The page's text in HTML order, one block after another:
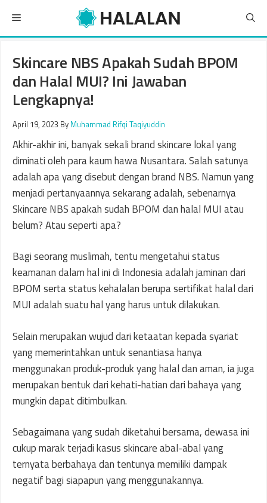
content
Menu
Skincare NBS Apakah Sudah BPOM
dan Halal MUI? Ini Jawaban
Lengkapnya!
April 19, 2023 By Muhammad Rifqi Taqiyuddin
Akhir-akhir ini, banyak sekali brand skincare lokal yang
diminati oleh para kaum hawa Nusantara. Salah satunya
adalah apa yang disebut dengan brand NBS. Namun yang
menjadi pertanyaannya sekarang adalah, sebenarnya
Skincare NBS apakah sudah BPOM dan halal MUI atau
belum? Atau seperti apa?
Bagi seorang muslimah, tentu mengetahui status
keamanan dalam hal ini di Indonesia adalah jaminan dari
BPOM serta status kehalalan berupa sertifikat halal dari
MUI adalah suatu hal yang harus untuk dilakukan.
Selain merupakan wujud dari ketaatan kepada syariat
yang memerintahkan untuk senantiasa hanya
menggunakan produk-produk yang halal dan aman, ia juga
merupakan bentuk dari kehati-hatian dari bahaya yang
mungkin dapat ditimbulkan.
Sebagaimana yang sudah diketahui bersama, dewasa ini
cukup marak terjadi kasus skincare abal-abal yang
ternyata berbahaya dan tentunya memiliki dampak
negatif bagi siapapun yang menggunakannya.